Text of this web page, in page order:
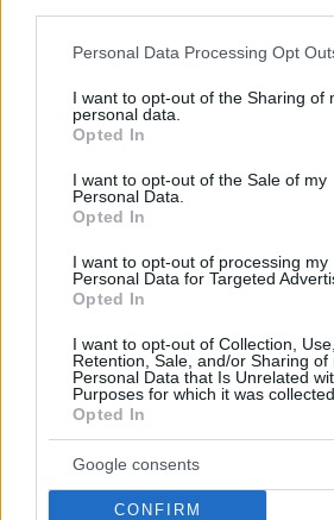
Please note that this website/app uses
not limited to your visit or usage
grant or deny consent to Google and
use your data for below specified
consent section.
Personal Data Processing Opt
I want to opt-out of the Sharing of
personal data.
Opted In
I want to opt-out of the Sale of my
Personal Data.
Opted In
I want to opt-out of processing my
Personal Data for Targeted
Opted In
I want to opt-out of Collection, Use,
Retention, Sale, and/or Sharing of
Personal Data that Is Unrelated
Purposes for which it was collected.
Opted In
Google consents
CONFIRM
σεξ; Ένας ειδικός εξηγεί αυτή την
πριν 17 λεπτά
Σε δημοπρασία η μπάλα από το
περίφημο γκολ του Μαραντόνα
πριν 17 λεπτά
Kicker: «Μετά τον Καρέτσα η
ραντάρ της και τον Κωνσταντέλια»
πριν 18 λεπτά
Aνατολική Κρήτη: Παραλίες με
γεμάτα ελαιόδεντρα
πριν 19 λεπτά
ΔΕΗ: Νέα συμφωνία για απόκτηση
2 GW σε Πολωνία και Ουγγαρία
πριν 19 λεπτά
ΔΕΘ: «Ανέβηκε» ο διαγωνισμός
τη μεγάλη ανάπλαση, δείτε
πριν 21 λεπτά